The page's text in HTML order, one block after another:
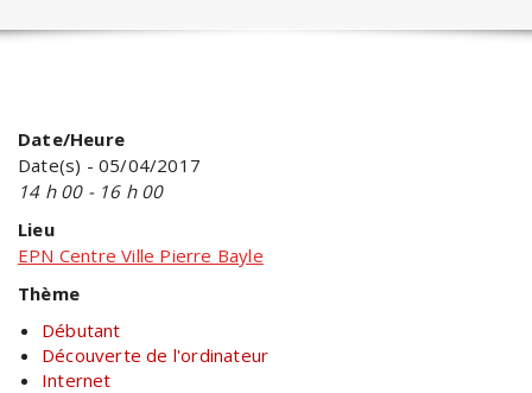
Date/Heure
Date(s) - 05/04/2017
14 h 00 - 16 h 00
Lieu
EPN Centre Ville Pierre Bayle
Thème
Débutant
Découverte de l'ordinateur
Internet